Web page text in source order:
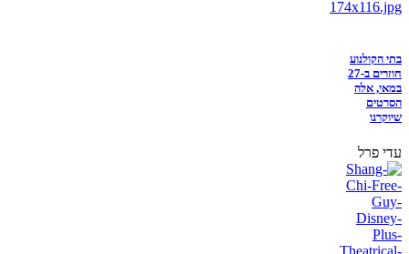
בתי הקולנוע
חוזרים ב-27
במאי, אלה
הסרטים
שיוקרנו
עדי פרל